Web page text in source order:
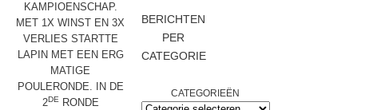
KAMPIOENSCHAP.
MET 1X WINST EN 3X
VERLIES STARTTE
LAPIN MET EEN ERG
MATIGE
POULERONDE. IN DE
2DERONDE
BERICHTEN
PER
CATEGORIE
CATEGORIEËN